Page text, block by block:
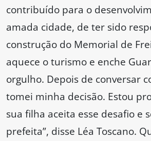
contribuído para o
amada cidade, de ter sido
construção do Memorial de
aquece o turismo e enche
orgulho. Depois de conversar
tomei minha decisão. Estou
sua filha aceita esse desafio e
prefeita”, disse Léa Toscano.